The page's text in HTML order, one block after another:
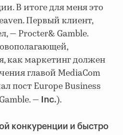
В итоге для меня это
Первый клиент,
— Procter& Gamble.
как маркетинг должен
главой MediaCom
пост Europe Business
— Inc.).
конкуренции и быстро